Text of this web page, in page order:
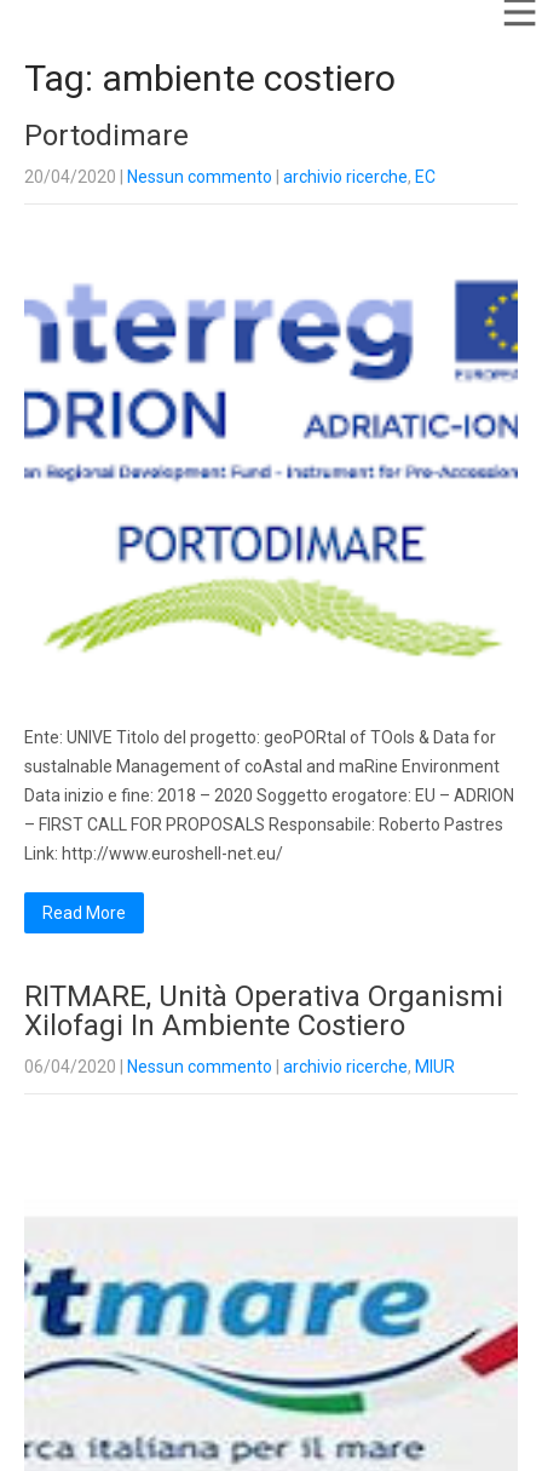
Tag: ambiente costiero
Portodimare
20/04/2020 Nessun commento archivio ricerche, EC
Ente: UNIVE Titolo del progetto: geoPORtal of TOols & Data for
sustaInable Management of coAstal and maRine Environment
Data inizio e fine: 2018 – 2020 Soggetto erogatore: EU – ADRION
– FIRST CALL FOR PROPOSALS Responsabile: Roberto Pastres
Link: http://www.euroshell-net.eu/
Read More
RITMARE, Unità Operativa Organismi
Xilofagi In Ambiente Costiero
06/04/2020 Nessun commento archivio ricerche, MIUR